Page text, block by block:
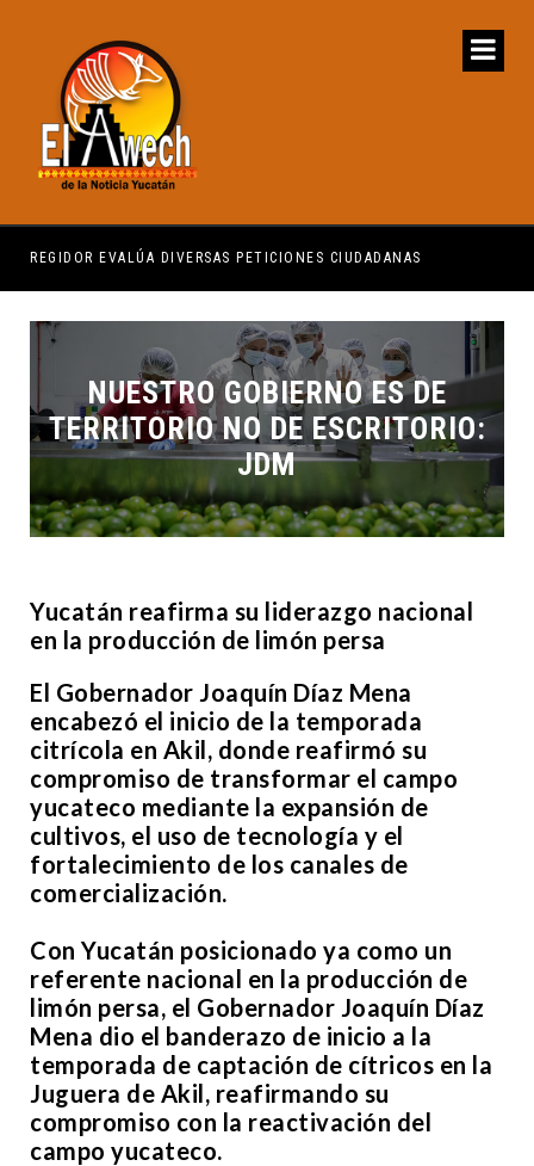
REGIDOR EVALÚA DIVERSAS PETICIONES CIUDADANAS
NUESTRO GOBIERNO ES DE
TERRITORIO NO DE ESCRITORIO:
JDM
Yucatán reafirma su liderazgo nacional
en la producción de limón persa
El Gobernador Joaquín Díaz Mena
encabezó el inicio de la temporada
citrícola en Akil, donde reafirmó su
compromiso de transformar el campo
yucateco mediante la expansión de
cultivos, el uso de tecnología y el
fortalecimiento de los canales de
comercialización.
Con Yucatán posicionado ya como un
referente nacional en la producción de
limón persa, el Gobernador Joaquín Díaz
Mena dio el banderazo de inicio a la
temporada de captación de cítricos en la
Juguera de Akil, reafirmando su
compromiso con la reactivación del
campo yucateco.